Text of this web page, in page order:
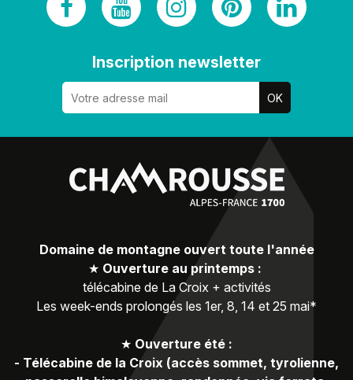
Inscription newsletter
Domaine de montagne ouvert toute l'année
★ Ouverture au printemps :
télécabine de La Croix + activités
Les week-ends prolongés les 1er, 8, 14 et 25 mai*
★ Ouverture été :
- Télécabine de la Croix (accès sommet, tyrolienne,